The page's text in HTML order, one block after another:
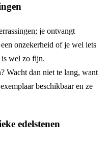
je ontvangt
onzekerheid of je wel iets
is wel zo fijn.
Wacht dan niet te lang, want
beschikbaar en ze
edelstenen